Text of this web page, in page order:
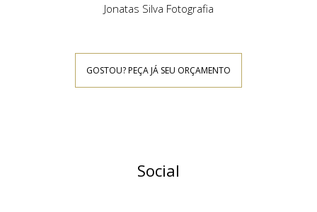
Jonatas Silva Fotografia
GOSTOU? PEÇA JÁ SEU ORÇAMENTO
Social